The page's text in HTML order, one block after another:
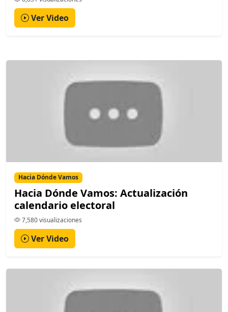
Ver Video
Hacia Dónde Vamos
Hacia Dónde Vamos: Actualización
calendario electoral
7,580 visualizaciones
Ver Video